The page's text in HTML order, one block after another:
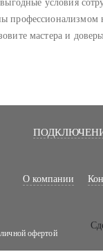
условия
профессионализмом
мастера и
О компании
офертой